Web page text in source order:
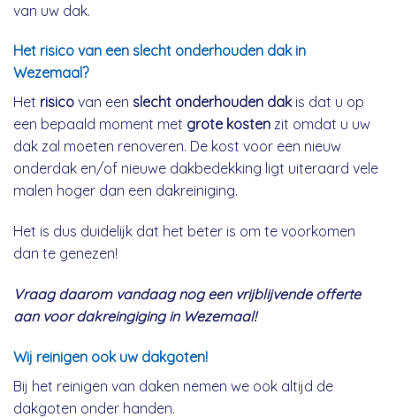
van uw dak.
Het risico van een slecht onderhouden dak in
Wezemaal?
Het risico van een slecht onderhouden dakis dat u op
een bepaald moment met grote kosten zit omdat u uw
dak zal moeten renoveren. De kost voor een nieuw
onderdak en/of nieuwe dakbedekking ligt uiteraard vele
malen hoger dan een dakreiniging.
Het is dus duidelijk dat het beter is om te voorkomen
dan te genezen!
Vraag daarom vandaag nog een vrijblijvende offerte
aan voor dakreingiging in Wezemaal!
Wij reinigen ook uw dakgoten!
Bij het reinigen van daken nemen we ook altijd de
dakgoten onder handen.